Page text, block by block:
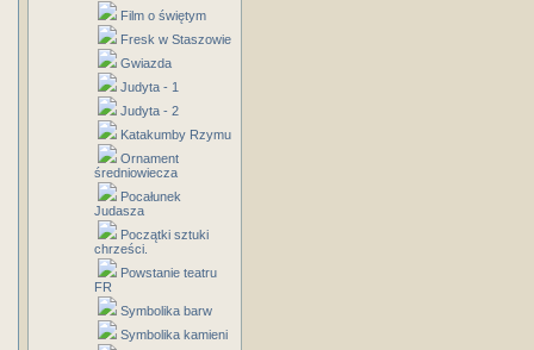
Film o świętym
Fresk w Staszowie
Gwiazda
Judyta - 1
Judyta - 2
Katakumby Rzymu
Ornament
średniowiecza
Pocałunek
Judasza
Początki sztuki
chrześci.
Powstanie teatru
FR
Symbolika barw
Symbolika kamieni